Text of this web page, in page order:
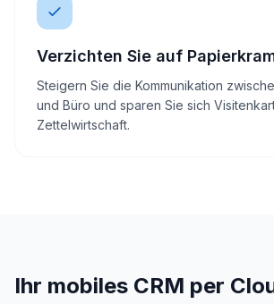
Verzichten Sie auf
Steigern Sie die Kommunikation
und Büro und sparen Sie sich
Zettelwirtschaft.
Ihr mobiles CRM per